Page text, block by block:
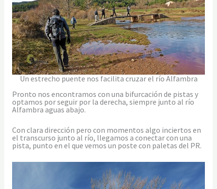
Un estrecho puente nos facilita cruzar el río Alfambra
Pronto nos encontramos con una bifurcación de pistas y
optamos por seguir por la derecha, siempre junto al río
Alfambra aguas abajo.
Con clara dirección pero con momentos algo inciertos en
el transcurso junto al río, llegamos a conectar con una
pista, punto en el que vemos un poste con paletas del PR.